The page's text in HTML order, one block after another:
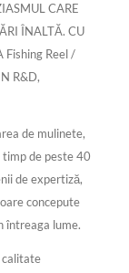
CARE
ÎNALTĂ. CU
Fishing Reel /
R&D,
de mulinete,
de peste 40
de expertiză,
concepute
întreaga lume.
calitate